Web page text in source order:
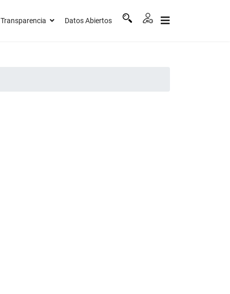
Transparencia Datos Abiertos